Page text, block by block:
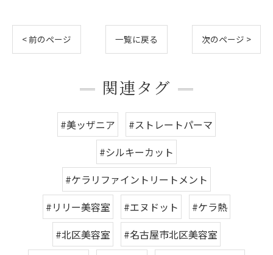
< 前のページ 一覧に戻る 次のページ >
関連タグ
#美ッザニア
#ストレートパーマ
#シルキーカット
#ケラリファイントリートメント
#リリー美容室
#エヌドット
#ケラ熱
#北区美容室
#名古屋市北区美容室